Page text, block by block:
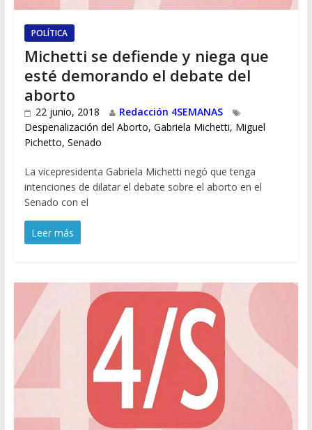
POLÍTICA
Michetti se defiende y niega que
esté demorando el debate del
aborto
22 junio, 2018
Redacción 4SEMANAS
Despenalización del Aborto, Gabriela Michetti, Miguel
Pichetto, Senado
La vicepresidenta Gabriela Michetti negó que tenga
intenciones de dilatar el debate sobre el aborto en el
Senado con el
Leer más